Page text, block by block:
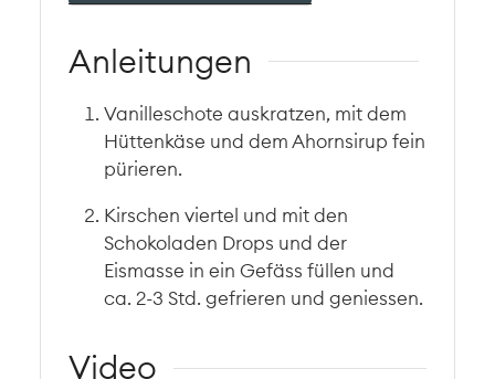
Anleitungen
Vanilleschote auskratzen, mit dem
Hüttenkäse und dem Ahornsirup fein
pürieren.
Kirschen viertel und mit den
Schokoladen Drops und der
Eismasse in ein Gefäss füllen und
ca. 2-3 Std. gefrieren und geniessen.
Video